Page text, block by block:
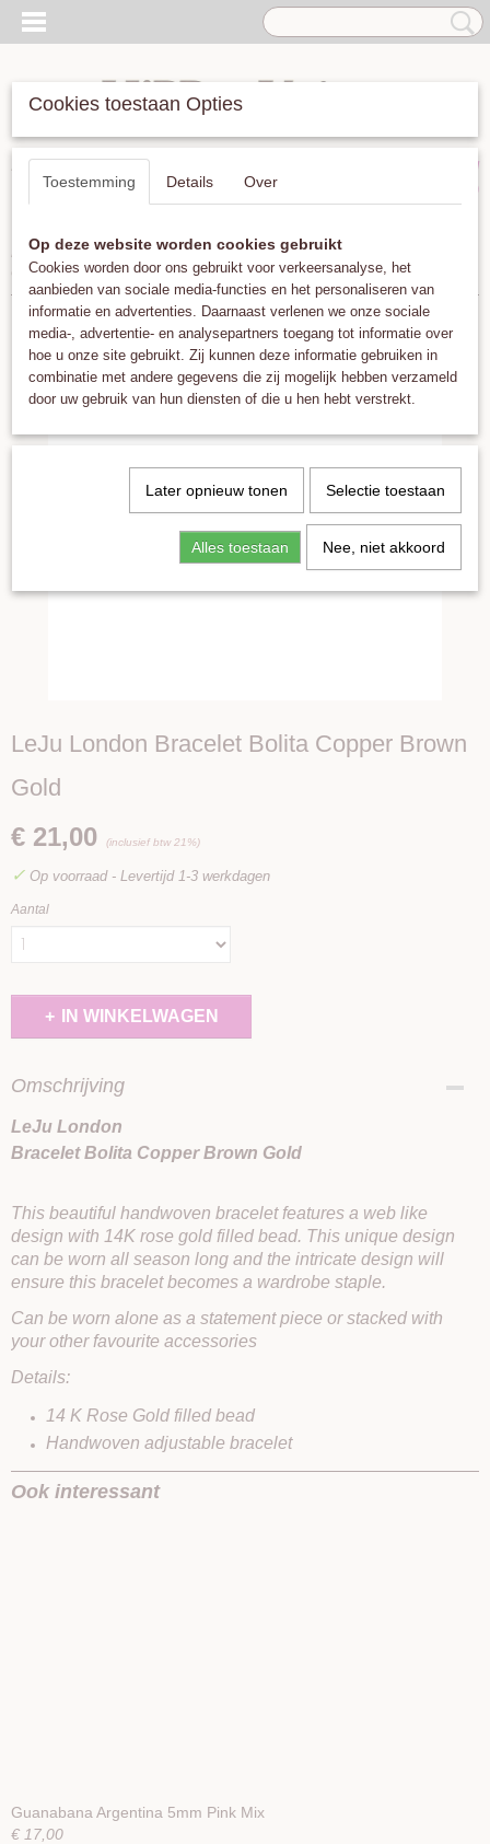
Inloggen Registreren
UW WINKELWAGEN
(0)
Home >Armbanden>LeJu London Bracelet Bolita Copper Brown
Gold
LeJu London Bracelet Bolita Copper Brown
Gold
€ 21,00 (inclusief btw 21%)
✓ Op voorraad - Levertijd 1-3 werkdagen
Aantal
IN WINKELWAGEN
Omschrijving
LeJu London
Bracelet Bolita Copper Brown Gold
This beautiful handwoven bracelet features a web like
design with 14K rose gold filled bead. This unique design
can be worn all season long and the intricate design will
ensure this bracelet becomes a wardrobe staple.
Can be worn alone as a statement piece or stacked with
your other favourite accessories
Details:
14 K Rose Gold filled bead
Handwoven adjustable bracelet
Ook interessant
Guanabana Argentina 5mm Pink Mix
€ 17,00
Cookies toestaan Opties
Toestemming Details Over
Op deze website worden cookies gebruikt
Cookies worden door ons gebruikt voor verkeersanalyse, het
aanbieden van sociale media-functies en het personaliseren van
informatie en advertenties. Daarnaast verlenen we onze sociale
media-, advertentie- en analysepartners toegang tot informatie over
hoe u onze site gebruikt. Zij kunnen deze informatie gebruiken in
combinatie met andere gegevens die zij mogelijk hebben verzameld
door uw gebruik van hun diensten of die u hen hebt verstrekt.
Later opnieuw tonen Selectie toestaan
Alles toestaan Nee, niet akkoord